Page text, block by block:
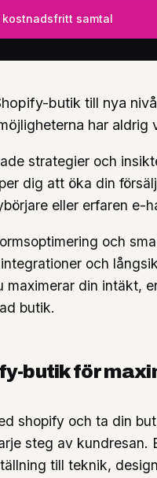
butik till nya
har aldrig
strategier och
dig att öka din
eller erfaren e-
och
och
maximerar din intäkt,
butik.
butik för
shopify och ta din
steg av kundresan.
till teknik,
kostnadsfritt samtal